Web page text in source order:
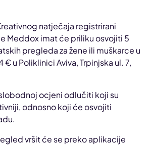
natječaja registrirani
Meddox imat će priliku osvojiti 5
pregleda za žene ili muškarce u
u Poliklinici Aviva, Trpinjska ul. 7,
ocjeni odlučiti koji su
odnosno koji će osvojiti
vršit će se preko aplikacije